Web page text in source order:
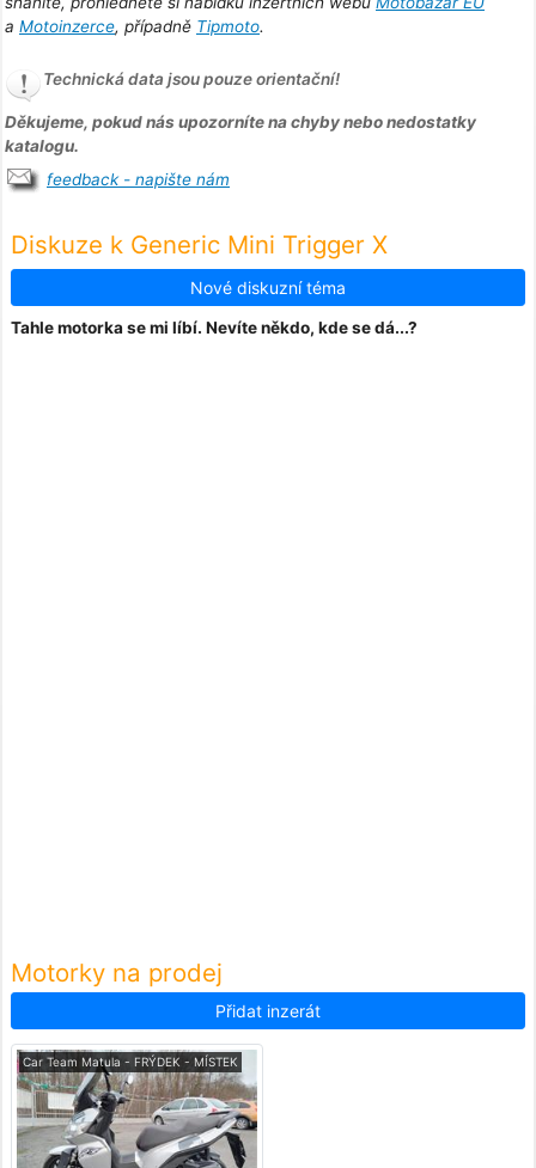
a Motoinzerce, případně Tipmoto.
Technická data jsou pouze orientační!
Děkujeme, pokud nás upozorníte na chyby nebo nedostatky
katalogu.
feedback - napište nám
Diskuze k Generic Mini Trigger X
Nové diskuzní téma
Tahle motorka se mi líbí. Nevíte někdo, kde se dá...?
Motorky na prodej
Přidat inzerát
Car Team Matula - FRÝDEK - MÍSTEK